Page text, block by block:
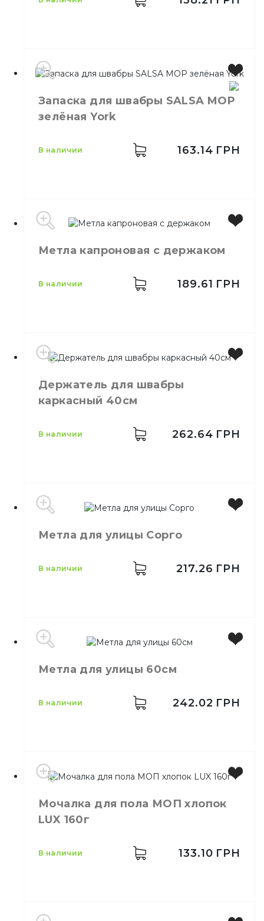
Размер
130 см
Назначение
Для уборки помещений
Запаска для швабры SALSA MOP
зелёная York
Производитель
Польша
Цвет
Зеленый
в наличии 163.14 ГРН
Метла капроновая с держаком
в наличии 189.61 ГРН
Держатель для швабры
каркасный 40см
Количество в
Назначение
Для уборки
в наличии 262.64 ГРН
Метла для улицы Сорго
в наличии 217.26 ГРН
Метла для улицы 60см
Размер 60 см
в наличии 242.02 ГРН
Мочалка для пола МОП хлопок
LUX 160г
в наличии 133.10 ГРН